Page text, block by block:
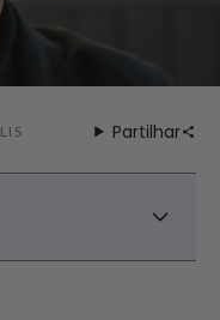
Partilhar